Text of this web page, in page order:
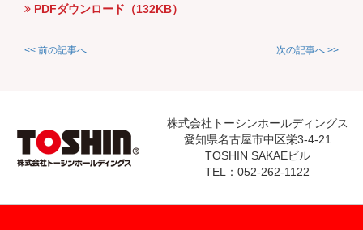
PDFダウンロード（132KB）
<< 前の記事へ 次の記事へ >>
株式会社トーシンホールディングス
愛知県名古屋市中区栄3-4-21
TOSHIN SAKAEビル
TEL：052-262-1122